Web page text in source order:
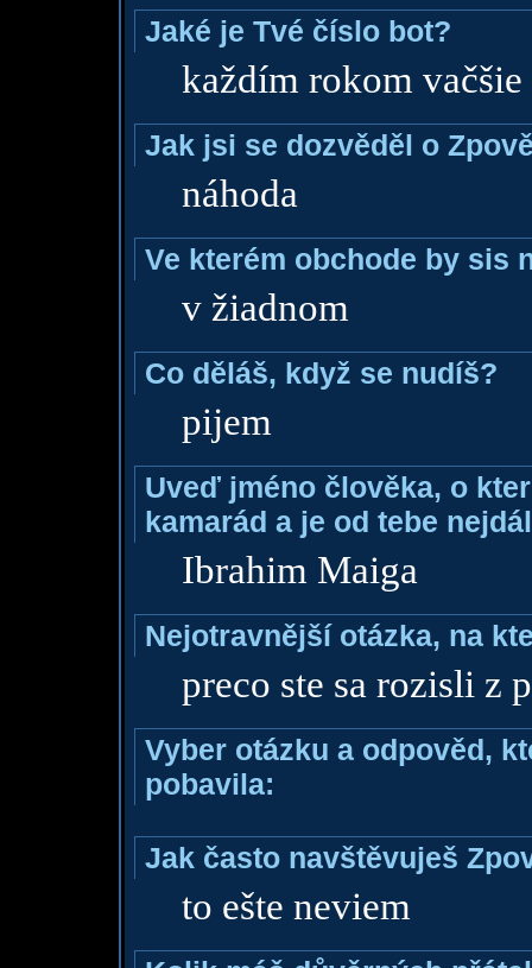
Jaké je Tvé číslo bot?
každím rokom vačšie
Jak jsi se dozvěděl o
náhoda
Ve kterém obchode by sis
v žiadnom
Co děláš, když se nudíš?
pijem
Uveď jméno člověka, o
kamarád a je od tebe
Ibrahim Maiga
Nejotravnější otázka, na
preco ste sa rozisli z
Vyber otázku a odpověd,
pobavila:
Jak často navštěvuješ
to ešte neviem